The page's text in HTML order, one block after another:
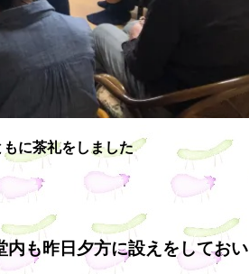
に茶礼をしました
も昨日夕方に設えをしておい